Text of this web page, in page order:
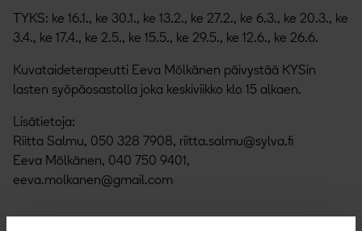
TYKS: ke 16.1., ke 30.1., ke 13.2., ke 27.2., ke 6.3., ke 20.3., ke
3.4., ke 17.4., ke 2.5., ke 15.5., ke 29.5., ke 12.6., ke 26.6.
Kuvataideterapeutti Eeva Mölkänen päivystää KYSin
lasten syöpäosastolla joka keskiviikko klo 15 alkaen.
Lisätietoja:
Riitta Salmu, 050 328 7908, riitta.salmu@sylva.fi
Eeva Mölkänen, 040 750 9401,
eeva.molkanen@gmail.com